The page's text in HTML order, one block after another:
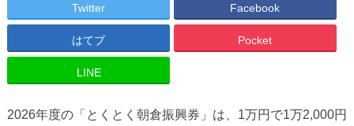
Twitter Facebook
はてブ Pocket
LINE
2026年度の「とくとく朝倉振興券」は、1万円で1万2,000円